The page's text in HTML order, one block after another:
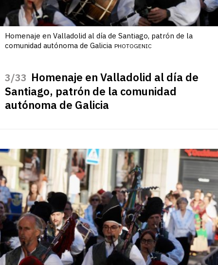
Homenaje en Valladolid al día de Santiago, patrón de la
comunidad autónoma de Galicia PHOTOGENIC
/33 Homenaje en Valladolid al día de
Santiago, patrón de la comunidad
autónoma de Galicia